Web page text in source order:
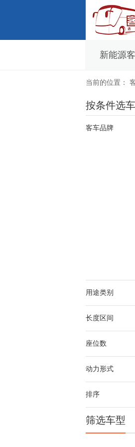
新能源
当前的位置：
按条件选车
客车品牌
用途类别
长度区间
座位数
动力形式
排序
筛选车型